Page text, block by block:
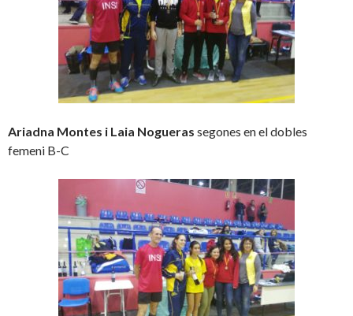
Ariadna Montes i Laia Nogueras segones en el dobles
femeni B-C